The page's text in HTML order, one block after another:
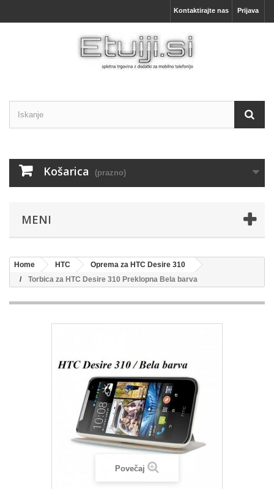
Prijava
Kontaktirajte nas
Košarica (prazno)
MENI
Home HTC
Oprema za HTC Desire 310
Torbica za HTC Desire 310 Preklopna Bela barva
Povečaj